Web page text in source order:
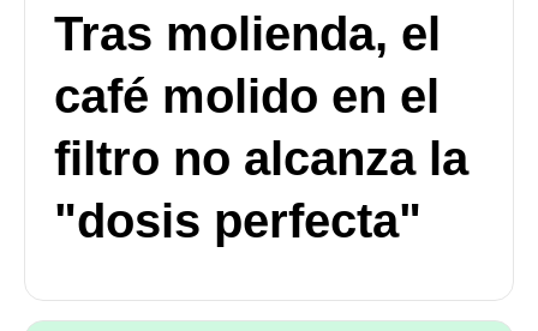
Tras molienda, el
café molido en el
filtro no alcanza la
"dosis perfecta"